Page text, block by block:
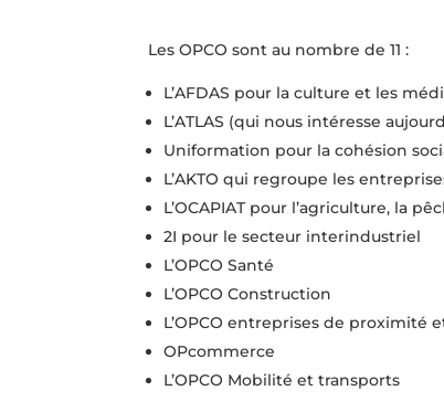
Les OPCO sont au nombre de 11 :
L’AFDAS pour la culture et les
L’ATLAS (qui nous intéresse
Uniformation pour la cohésion
L’AKTO qui regroupe les
L’OCAPIAT pour l’agriculture, la
2I pour le secteur interindustriel
L’OPCO Santé
L’OPCO Construction
L’OPCO entreprises de proximité
OPcommerce
L’OPCO Mobilité et transports